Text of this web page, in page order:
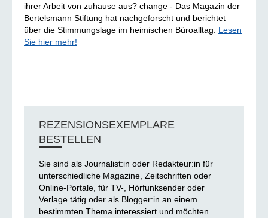
ihrer Arbeit von zuhause aus? change - Das Magazin der
Bertelsmann Stiftung hat nachgeforscht und berichtet
über die Stimmungslage im heimischen Büroalltag. Lesen
Sie hier mehr!
REZENSIONSEXEMPLARE
BESTELLEN
Sie sind als Journalist:in oder Redakteur:in für
unterschiedliche Magazine, Zeitschriften oder
Online-Portale, für TV-, Hörfunksender oder
Verlage tätig oder als Blogger:in an einem
bestimmten Thema interessiert und möchten